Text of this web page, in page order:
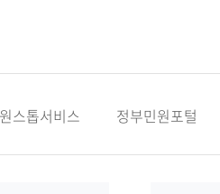
스톱서비스 정부민원포털